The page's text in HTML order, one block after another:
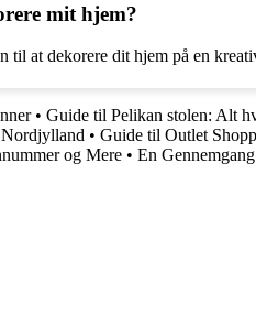
mit hjem?
at dekorere dit hjem på en
• Guide til Pelikan stolen: Alt
• Guide til Outlet
og Mere • En